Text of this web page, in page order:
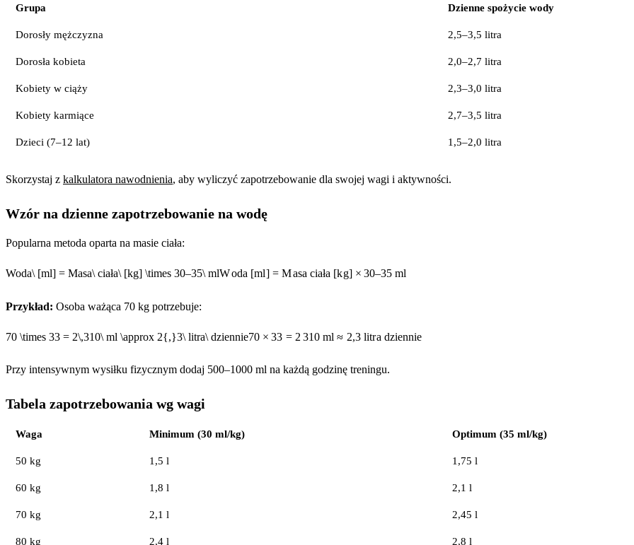
Grupa Dzienne spożycie wody
Dorosły mężczyzna 2,5–3,5 litra
Dorosła kobieta 2,0–2,7 litra
Kobiety w ciąży 2,3–3,0 litra
Kobiety karmiące 2,7–3,5 litra
Dzieci (7–12 lat) 1,5–2,0 litra
Skorzystaj z kalkulatora nawodnienia, aby wyliczyć zapotrzebowanie dla swojej wagi i aktywności.
Wzór na dzienne zapotrzebowanie na wodę
Popularna metoda oparta na masie ciała:
Woda\ [ml] = Masa\ ciała\ [kg] \times 30–35\ mlWoda [ml] = Masa ciała [kg] × 30–35 ml
Przykład: Osoba ważąca 70 kg potrzebuje:
70 \times 33 = 2\,310\ ml \approx 2{,}3\ litra\ dziennie70 × 33 = 2 310 ml ≈ 2,3 litra dziennie
Przy intensywnym wysiłku fizycznym dodaj 500–1000 ml na każdą godzinę treningu.
Tabela zapotrzebowania wg wagi
Waga Minimum (30 ml/kg) Optimum (35 ml/kg)
50 kg 1,5 l 1,75 l
60 kg 1,8 l 2,1 l
70 kg 2,1 l 2,45 l
80 kg 2,4 l 2,8 l